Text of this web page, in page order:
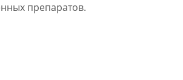
препаратов.